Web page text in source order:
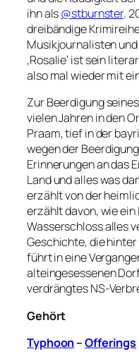
ihn als@stburnster.
dreibändige
Musikjournalisten
‚Rosalie‘ ist sein
also mal wieder mit
Zur Beerdigung
vielen Jahren in den
Praam, tief in der
wegen der
Erinnerungen an das
Land und alles was
erzählt von der
erzählt davon, wie
Wasserschloss alles
Geschichte, die
führt in eine
alteingesessenen
verdrängtes NS-
Gehört
Typhoon–Offerings